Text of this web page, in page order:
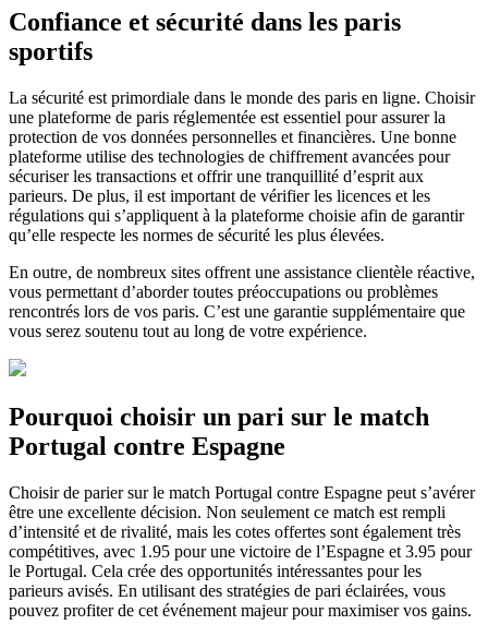
Confiance et sécurité dans les paris
sportifs
La sécurité est primordiale dans le monde des paris en ligne. Choisir
une plateforme de paris réglementée est essentiel pour assurer la
protection de vos données personnelles et financières. Une bonne
plateforme utilise des technologies de chiffrement avancées pour
sécuriser les transactions et offrir une tranquillité d’esprit aux
parieurs. De plus, il est important de vérifier les licences et les
régulations qui s’appliquent à la plateforme choisie afin de garantir
qu’elle respecte les normes de sécurité les plus élevées.
En outre, de nombreux sites offrent une assistance clientèle réactive,
vous permettant d’aborder toutes préoccupations ou problèmes
rencontrés lors de vos paris. C’est une garantie supplémentaire que
vous serez soutenu tout au long de votre expérience.
Pourquoi choisir un pari sur le match
Portugal contre Espagne
Choisir de parier sur le match Portugal contre Espagne peut s’avérer
être une excellente décision. Non seulement ce match est rempli
d’intensité et de rivalité, mais les cotes offertes sont également très
compétitives, avec 1.95 pour une victoire de l’Espagne et 3.95 pour
le Portugal. Cela crée des opportunités intéressantes pour les
parieurs avisés. En utilisant des stratégies de pari éclairées, vous
pouvez profiter de cet événement majeur pour maximiser vos gains.